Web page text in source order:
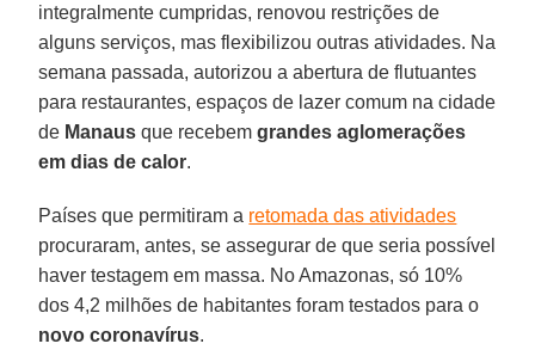
integralmente cumpridas, renovou restrições de
alguns serviços, mas flexibilizou outras atividades. Na
semana passada, autorizou a abertura de flutuantes
para restaurantes, espaços de lazer comum na cidade
de Manaus que recebemgrandes aglomerações
em dias de calor.
Países que permitiram a retomada das atividades
procuraram, antes, se assegurar de que seria possível
haver testagem em massa. No Amazonas, só 10%
dos 4,2 milhões de habitantes foram testados para o
novo coronavírus.